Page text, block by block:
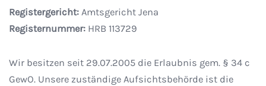
Registergericht: Amtsgericht Jena
Registernummer: HRB 113729
Wir besitzen seit 29.07.2005 die Erlaubnis gem. § 34 c
GewO. Unsere zuständige Aufsichtsbehörde ist die